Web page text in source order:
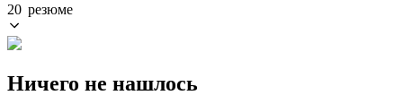
20 резюме
Ничего не нашлось